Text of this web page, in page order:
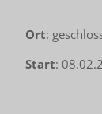
Ort:
Start: